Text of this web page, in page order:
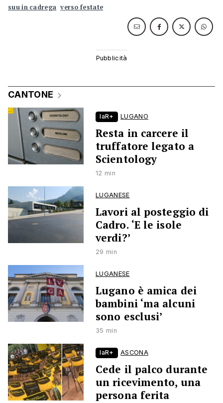
suu in cadrega verso festate
CANTONE
laR+ LUGANO
Resta in carcere il
truffatore legato a
Scientology
12 min
LUGANESE
Lavori al posteggio di
Cadro. ‘E le isole
verdi?’
29 min
LUGANESE
Lugano è amica dei
bambini ‘ma alcuni
sono esclusi’
35 min
laR+ ASCONA
Cede il palco durante
un ricevimento, una
persona ferita